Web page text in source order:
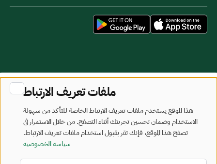
خريطة الموقعشروط الاستخدام
تم تطويره وصيانته بواسطة وزارة البلديات والإسكان
آخر تحديث: 2026/08/09
ملفات تعريف الارتباط
هذا الموقع يستخدم ملفات تعريف الارتباط الخاصة للتأكد من سهولة
الاستخدام وضمان تحسين تجربتك أثناء التصفح. من خلال الاستمرار في
تصفح هذا الموقع، فإنك تقر بقبول استخدام ملفات تعريف الارتباط.
سياسة الخصوصية